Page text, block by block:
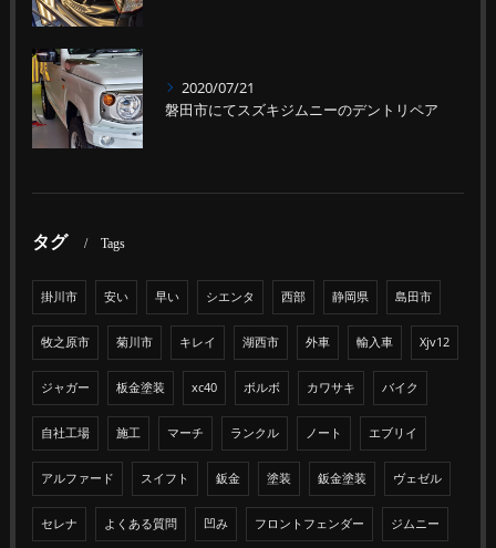
2020/07/21
磐田市にてスズキジムニーのデントリペア
タグ Tags
掛川市 安い 早い シエンタ 西部 静岡県 島田市
牧之原市 菊川市 キレイ 湖西市 外車 輸入車 Xjv12
ジャガー 板金塗装 xc40 ボルボ カワサキ バイク
自社工場 施工 マーチ ランクル ノート エブリイ
アルファード スイフト 鈑金 塗装 鈑金塗装 ヴェゼル
セレナ よくある質問 凹み フロントフェンダー ジムニー